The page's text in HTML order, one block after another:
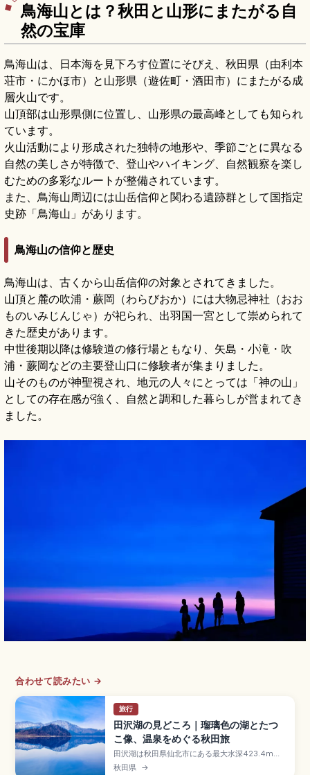
鳥海山とは？秋田と山形にまたがる自
然の宝庫
鳥海山は、日本海を見下ろす位置にそびえ、秋田県（由利本
荘市・にかほ市）と山形県（遊佐町・酒田市）にまたがる成
層火山です。
山頂部は山形県側に位置し、山形県の最高峰としても知られ
ています。
火山活動により形成された独特の地形や、季節ごとに異なる
自然の美しさが特徴で、登山やハイキング、自然観察を楽し
むための多彩なルートが整備されています。
また、鳥海山周辺には山岳信仰と関わる遺跡群として国指定
史跡「鳥海山」があります。
鳥海山の信仰と歴史
鳥海山は、古くから山岳信仰の対象とされてきました。
山頂と麓の吹浦・蕨岡（わらびおか）には大物忌神社（おお
ものいみじんじゃ）が祀られ、出羽国一宮として崇められて
きた歴史があります。
中世後期以降は修験道の修行場ともなり、矢島・小滝・吹
浦・蕨岡などの主要登山口に修験者が集まりました。
山そのものが神聖視され、地元の人々にとっては「神の山」
としての存在感が強く、自然と調和した暮らしが営まれてき
ました。
合わせて読みたい →
旅行
田沢湖の見どころ｜瑠璃色の湖とたつ
こ像、温泉をめぐる秋田旅
田沢湖は秋田県仙北市にある最大水深423.4mの
日本一深い湖で、瑠璃色から藍色まで季節で変化
秋田県 →